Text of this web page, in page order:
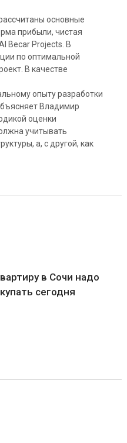
основные
прибыли, чистая
Becar Projects. В
по оптимальной
В качестве
опыту разработки
Владимир
оценки
учитывать
а, с другой, как
в Сочи надо
сегодня